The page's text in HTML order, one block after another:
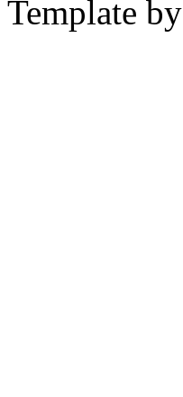
Template by